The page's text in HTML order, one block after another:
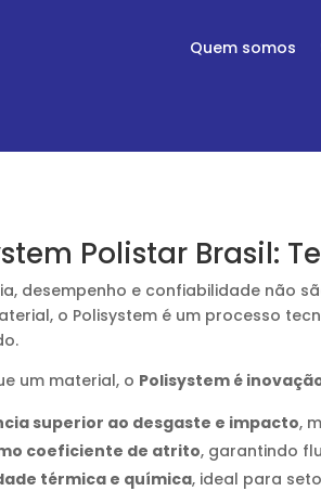
Quem somos
Polistar Brasil:
desempenho e confiabilidade não
o Polisystem é um processo
um material, o Polisystem é
superior ao desgaste e impacto,
coeficiente de atrito, garantindo
térmica e química, ideal para